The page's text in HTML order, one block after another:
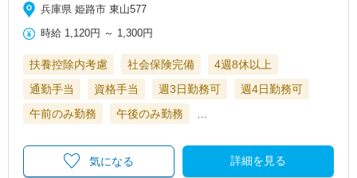
兵庫県 姫路市 東山577
時給 1,120円 ～ 1,300円
扶養控除内考慮 社会保険完備
4週8休以上
通勤手当
資格手当 週3日勤務可
週4日勤務可
午前のみ勤務
午後のみ勤務
詳細を見る
気になる